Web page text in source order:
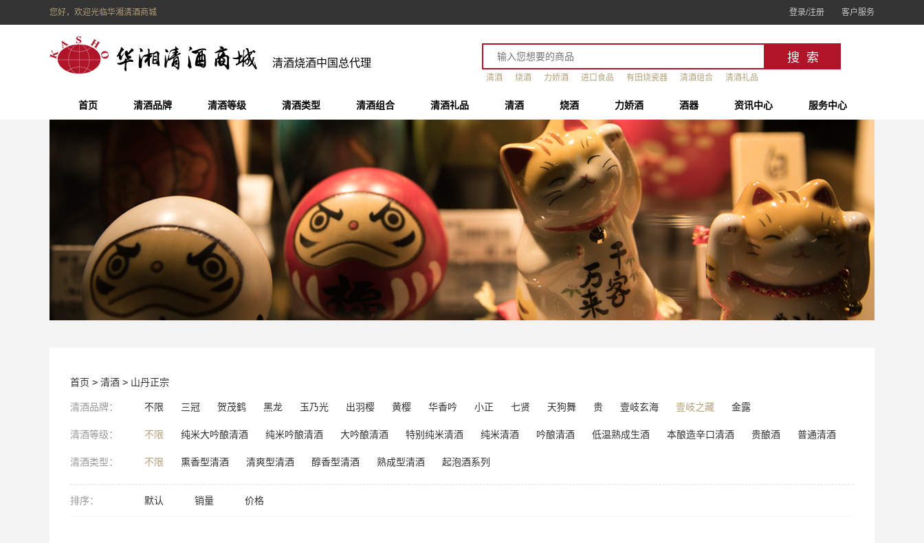
您好，欢迎光临华湘清酒商城 登录/注册 客户服务
清酒烧酒中国总代理
清酒 烧酒 力娇酒 进口食品 有田烧瓷器 清酒组合 清酒礼品
首页 清酒品牌 清酒等级 清酒类型 清酒组合 清酒礼品 清酒 烧酒 力娇酒 酒器 资讯中心 服务中心
首页 > 清酒 > 山丹正宗
清酒品牌： 不限 三冠 贺茂鹤 黑龙 玉乃光 出羽樱 黄樱 华香吟 小正 七贤 天狗舞 贵 壹岐玄海 壹岐之藏 金露
清酒等级： 不限 纯米大吟酿清酒 纯米吟酿清酒 大吟酿清酒 特别纯米清酒 纯米清酒 吟酿清酒 低温熟成生酒 本酿造辛口清酒 贵酿酒 普通清酒
清酒类型： 不限 熏香型清酒 清爽型清酒 醇香型清酒 熟成型清酒 起泡酒系列
排序： 默认 销量 价格